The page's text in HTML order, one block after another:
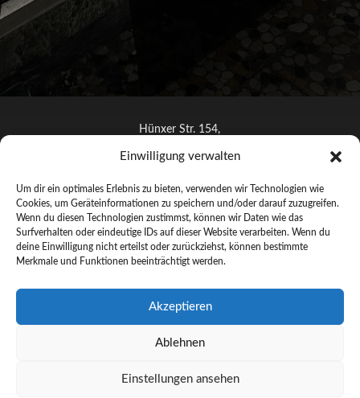
Einwilligung verwalten
Um dir ein optimales Erlebnis zu bieten, verwenden wir Technologien wie
Cookies, um Geräteinformationen zu speichern und/oder darauf zuzugreifen.
Wenn du diesen Technologien zustimmst, können wir Daten wie das
Surfverhalten oder eindeutige IDs auf dieser Website verarbeiten. Wenn du
deine Einwilligung nicht erteilst oder zurückziehst, können bestimmte
Merkmale und Funktionen beeinträchtigt werden.
Akzeptieren
Ablehnen
Einstellungen ansehen
Hünxer Str. 154,
+491712622644
Künstler
Lichtkunst
Kontakt